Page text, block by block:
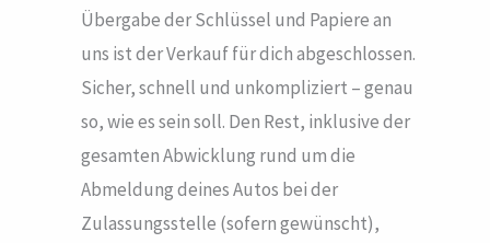
Übergabe der Schlüssel und Papiere an
uns ist der Verkauf für dich abgeschlossen.
Sicher, schnell und unkompliziert – genau
so, wie es sein soll. Den Rest, inklusive der
gesamten Abwicklung rund um die
Abmeldung deines Autos bei der
Zulassungsstelle (sofern gewünscht),